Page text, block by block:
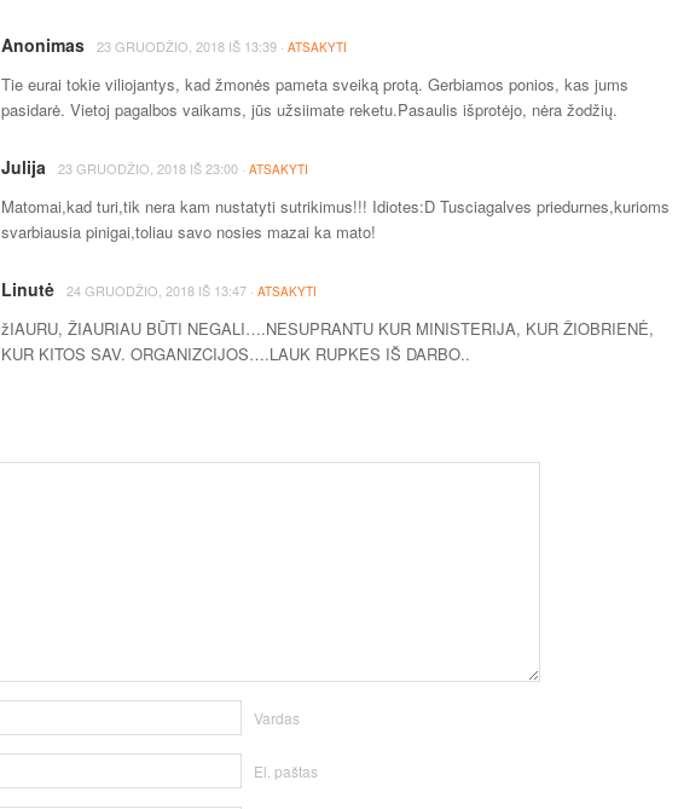
Anonimas 23 GRUODŽIO, 2018 IŠ 13:39 · ATSAKYTI
Tie eurai tokie viliojantys, kad žmonės pameta sveiką protą. Gerbiamos ponios, kas jums
pasidarė. Vietoj pagalbos vaikams, jūs užsiimate reketu.Pasaulis išprotėjo, nėra žodžių.
Julija 23 GRUODŽIO, 2018 IŠ 23:00 · ATSAKYTI
Matomai,kad turi,tik nera kam nustatyti sutrikimus!!! Idiotes:D Tusciagalves priedurnes,kurioms
svarbiausia pinigai,toliau savo nosies mazai ka mato!
Linutė 24 GRUODŽIO, 2018 IŠ 13:47 · ATSAKYTI
žIAURU, ŽIAURIAU BŪTI NEGALI….NESUPRANTU KUR MINISTERIJA, KUR ŽIOBRIENĖ,
KUR KITOS SAV. ORGANIZCIJOS….LAUK RUPKES IŠ DARBO..
Vardas
El. paštas